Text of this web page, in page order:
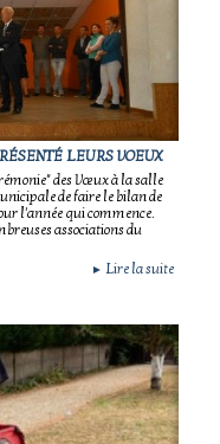
LEURS VOEUX
des Vœux à la salle
de faire le bilan de
l'année qui commence.
associations du
► Lire la suite